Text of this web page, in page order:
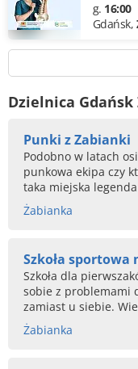
g. 16:00
Gdańsk,
Dzielnica
Punki z Zabianki
Podobno w latach
punkowa ekipa czy
taka miejska
Żabianka
Szkoła sportowa
Szkoła dla
sobie z problemami
zamiast u siebie.
Żabianka